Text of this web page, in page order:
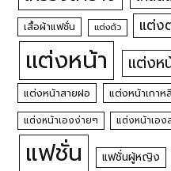
เสื้อผ้าแฟชั่น แต่งตัว แต่ง
แต่งหน้า แต่งห
แต่งหน้าสายฝอ แต่งหน้าเกาหลี
แต่งหน้าเองง่ายๆ แต่งหน้าเอง
แฟชั่น แฟชั่นผู้หญิง